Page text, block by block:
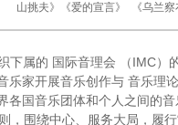
山挑夫》《爱的宣言》 《乌兰
下属的 国际音理会 （IMC）
乐家开展音乐创作与 音乐理
各国音乐团体和个人之间的
，围绕中心、服务大局，履